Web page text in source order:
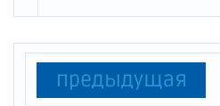
предыдущая